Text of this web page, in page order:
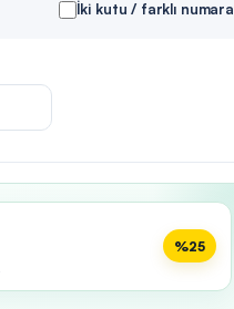
İki kutu / farklı numara
%25